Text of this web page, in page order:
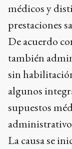
médicos y
prestaciones
De acuerdo
también
sin
algunos
supuestos
La causa se